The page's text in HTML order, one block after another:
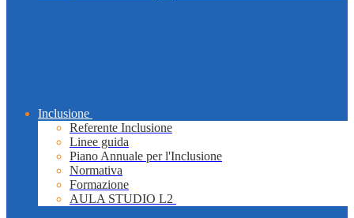
Inclusione
Referente Inclusione
Linee guida
Piano Annuale per l'Inclusione
Normativa
Formazione
AULA STUDIO L2